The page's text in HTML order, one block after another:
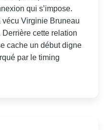
qui s’impose.
vécu Virginie Bruneau
cette relation
cache un début digne
par le timing